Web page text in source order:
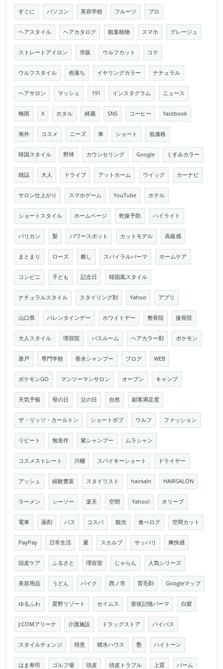
すぐに パソコン 美容学校 フルーツ プロ
ヘアスタイル ヘアカタログ 観葉植物 スマホ グレージュ
ストレートアイロン 市販 ウルフカット コテ
ウルフスタイル 色落ち イヤリングカラー ナチュラル
ヘアサロン マッシュ 191 インスタグラム ニュース
梅雨 X ホタル 綺麗 SNS コーヒー facebook
海外 コスメ ニーズ 車 ショート 低価格
韓国スタイル 野球 カウンセリング Google くすみカラー
雑誌 大人 ドライブ アットホーム ウイッグ カーナビ
サロン仕上がり スマホゲーム YouTube ホテル
ショートスタイル ホームページ 乾燥予防 ハイライト
バリカン 梨 パワースポット カットモデル 高級感
まとまり ローズ 癒し スパイラルパーマ ホームケア
コンビニ 子ども 記念日 韓国風スタイル
ナチュラルスタイル スタイリング剤 Yahoo アプリ
山口県 バレンタインデー ホワイトデー 整骨院 接骨院
大人スタイル 理容院 バスルーム ヘアカラー剤 ポケモン
唐戸 専門学校 香水シャンプー ブログ WEB
ポケモンGO マンツーマンサロン オープン キャンプ
天気予報 母の日 父の日 自然 顧客満足度
ザ・リッツ・カールトン ショートボブ ウルフ ファッション
リピート 無造作 紫シャンプー ムラシャン
コスメストレート 川棚 スパイキーショート ドライヤー
アッシュ 経験豊富 スタイリスト hairsaln HAIRSALON
ラーメン シーソー 楽天 空間 Yahoo! オリーブ
電車 薬剤 バス コスパ 観光 食べログ 空間カット
PayPay 日常生活 夏 スカルプ サッパリ 爽快感
頭皮ケア ふるさと 理容室 じゃらん 人気シリーズ
美容用品 うどん バイク 西ノ市 育毛剤 Googleマップ
ゆるふわ 星野リゾート セイムス 形状記憶パーマ 白髪
J:COMアリーナ 介護施設 ドラッグストア バイパス
スタイルチェンジ 得意 積水ハウス 塾 ハイトーン
はま寿司 ゴルフ場 頭皮 頭皮トラブル 上質 バーム